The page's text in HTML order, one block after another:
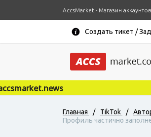
AccsMarket - Магазин
Создать тикет /
Главная / TikTok /
Профиль частично